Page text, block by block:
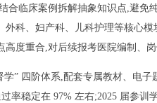
合临床案例拆解抽象知识点,避免
科、妇产科、儿科护理等核心
度重合,对后续报考医院编制、岗
” 四阶体系,配套专属教材、电子
率稳定在 97% 左右;2025 届参训